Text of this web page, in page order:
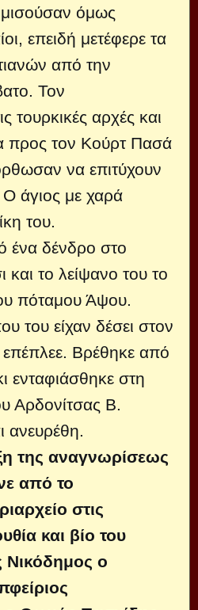
όμως
επειδή μετέφερε τα
από την
Τον
τουρκικές αρχές και
προς τον Κούρτ Πασά
να επιτύχουν
άγιος με χαρά
του.
ένα δένδρο στο
και το λείψανο του το
πόταμου Άψου.
του είχαν δέσει στον
επέπλεε. Βρέθηκε από
ενταφιάσθηκε στη
Αρδονίτσας Β.
ανευρέθη.
της αναγνωρίσεως
από το
στις
και βίο του
Νικόδημος ο